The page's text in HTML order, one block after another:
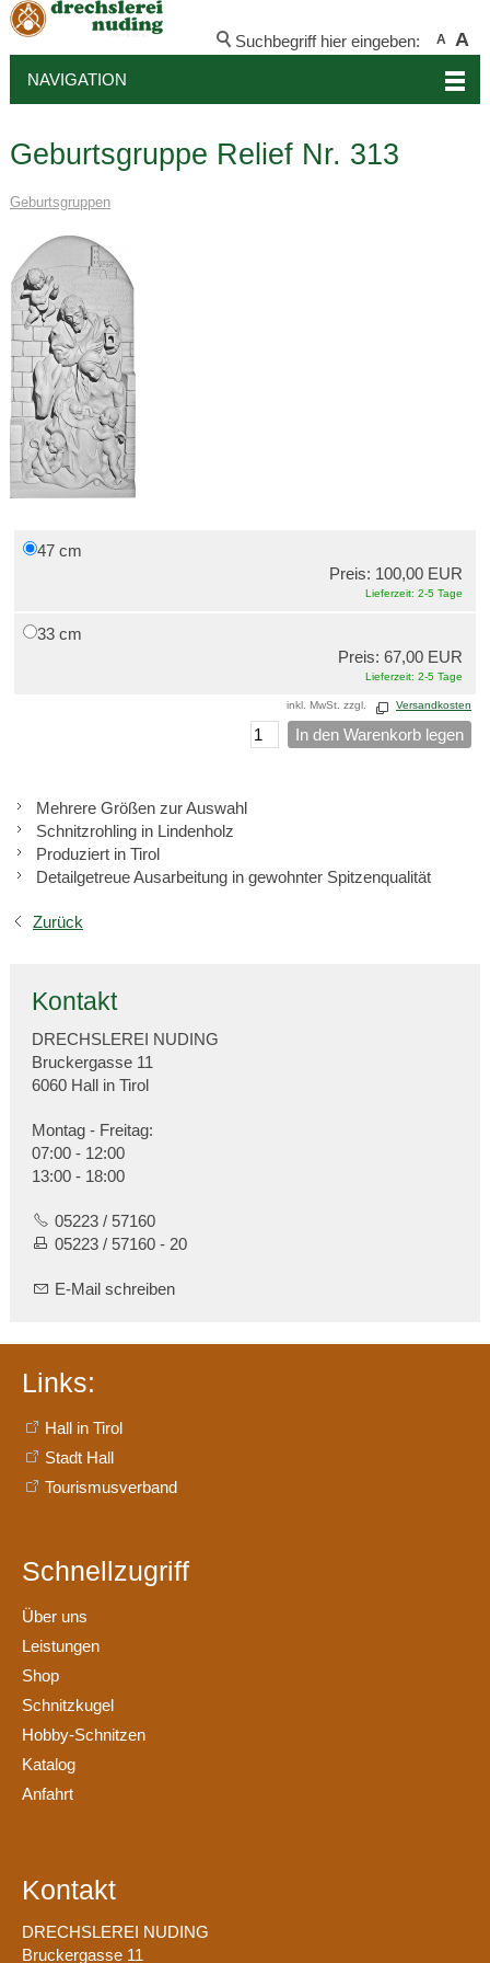
A A
Suchbegriff hier eingeben:
NAVIGATION
Geburtsgruppe Relief Nr. 313
Geburtsgruppen
47 cm
Preis: 100,00 EUR
Lieferzeit: 2-5 Tage
33 cm
Preis: 67,00 EUR
Lieferzeit: 2-5 Tage
inkl. MwSt. zzgl. Versandkosten
In den Warenkorb legen
Mehrere Größen zur Auswahl
Schnitzrohling in Lindenholz
Produziert in Tirol
Detailgetreue Ausarbeitung in gewohnter Spitzenqualität
Zurück
Kontakt
DRECHSLEREI NUDING
Bruckergasse 11
6060 Hall in Tirol
Montag - Freitag:
07:00 - 12:00
13:00 - 18:00
05223 / 57160
05223 / 57160 - 20
E-Mail schreiben
Links:
Hall in Tirol
Stadt Hall
Tourismusverband
Schnellzugriff
Über uns
Leistungen
Shop
Schnitzkugel
Hobby-Schnitzen
Katalog
Anfahrt
Kontakt
DRECHSLEREI NUDING
Bruckergasse 11